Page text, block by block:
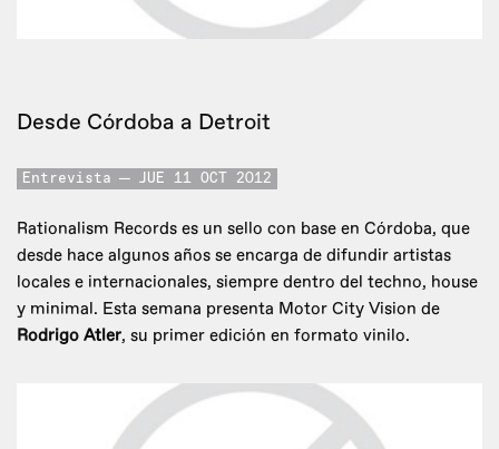
Desde Córdoba a Detroit
Entrevista JUE 11 OCT 2012
Rationalism Records es un sello con base en Córdoba, que
desde hace algunos años se encarga de difundir artistas
locales e internacionales, siempre dentro del techno, house
y minimal. Esta semana presenta Motor City Vision de
Rodrigo Atler, su primer edición en formato vinilo.